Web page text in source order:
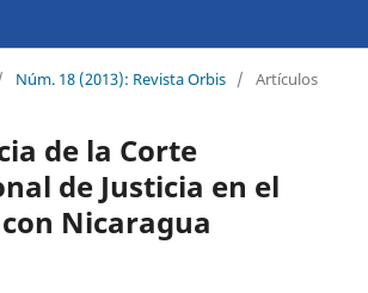
Núm. 18 (2013): Revista Orbis / Artículos
de la Corte
de Justicia en el
Nicaragua